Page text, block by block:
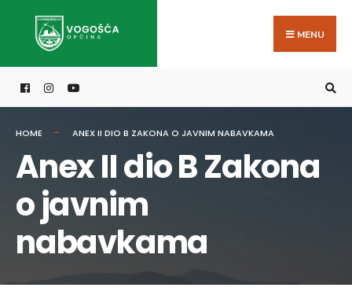
MENU
HOME ANEX II DIO B ZAKONA O JAVNIM NABAVKAMA
Anex II dio B Zakona
o javnim
nabavkama